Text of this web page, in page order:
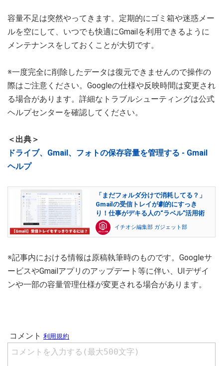
容量不足は突然やってきます。定期的にゴミ箱や迷惑メー
ルを空にして、いつでも快適にGmailを利用できるように
メンテナンスをしておくことが大切です。
※一度完全に削除したデータは復元できませんので操作の
際はご注意ください。Googleの仕様や反映時間は変更され
る場合があります。詳細なトラブルシューティングは公式
ヘルプセンターを確認してください。
＜出典＞
ドライブ、Gmail、フォトの保存容量を管理する - Gmail
ヘルプ
「まだフォルダ分けで消耗してる？」
Gmailの受信トレイが劇的にすっき
り！仕事がデキる人の“ラベル”活用術
イチオシ編集部 ガジェット部
※記事内における情報は原稿執筆時のものです。Googleサ
ービスやGmailアプリのアップデート等に伴い、UIデザイ
ンや一部の容量管理仕様が変更される場合があります。